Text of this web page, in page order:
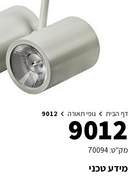
דף הבית גופי תאורה 9012 9012
מק"ט: 70094
מידע טכני